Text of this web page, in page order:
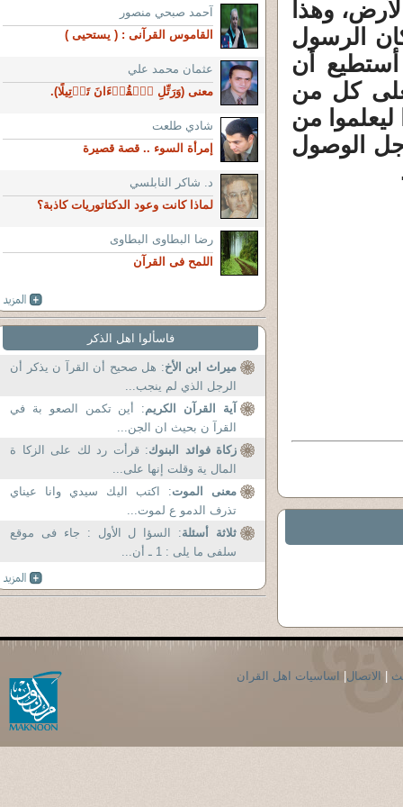
وهذا
الرسول
أستطيع أن
كل من
من
الوصول
آحمد صبحي منصور
القاموس القرآنى : ( يستحيى )
عثمان محمد علي
معنى (وَرَتِّلِ ٱلۡقُرۡءَانَ تَرۡتِيلًا).
شادي طلعت
إمرأة السوء .. قصة قصيرة
د. شاكر النابلسي
لماذا كانت وعود الدكتاتوريات كاذبة؟
رضا البطاوى البطاوى
اللمح فى القرآن
فاسألوا اهل الذكر
ميراث ابن الأخ: هل صحيح أن القرآ ن يذكر أن
الرجل الذي لم ينجب...
آية القرآن الكريم: أين تكمن الصعو بة في
القرآ ن بحيث ان الجن...
زكاة فوائد البنوك: قرأت رد لك على الزكا ة
المال ية وقلت إنها على...
معنى الموت: اكتب اليك سيدي وانا عيناي
تذرف الدمو ع لموت...
ثلاثة أسئلة: السؤا ل الأول : جاء فى موقع
سلفى ما يلى : 1 ـ أن...
| الاتصال| اساسيات اهل القران